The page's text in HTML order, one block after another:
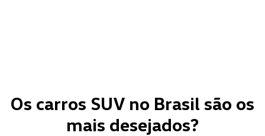
Os carros SUV no Brasil são os
mais desejados?